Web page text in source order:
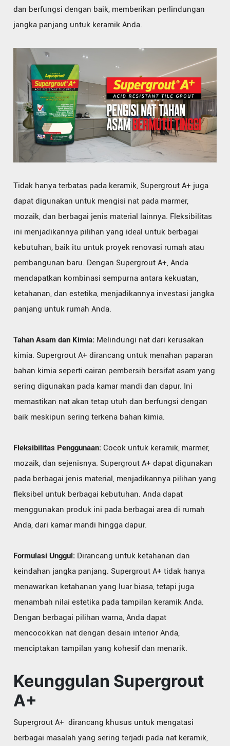
dan berfungsi dengan baik, memberikan perlindungan
jangka panjang untuk keramik Anda.
Tidak hanya terbatas pada keramik, Supergrout A+ juga
dapat digunakan untuk mengisi nat pada marmer,
mozaik, dan berbagai jenis material lainnya. Fleksibilitas
ini menjadikannya pilihan yang ideal untuk berbagai
kebutuhan, baik itu untuk proyek renovasi rumah atau
pembangunan baru. Dengan Supergrout A+, Anda
mendapatkan kombinasi sempurna antara kekuatan,
ketahanan, dan estetika, menjadikannya investasi jangka
panjang untuk rumah Anda.
Tahan Asam dan Kimia: Melindungi nat dari kerusakan
kimia. Supergrout A+ dirancang untuk menahan paparan
bahan kimia seperti cairan pembersih bersifat asam yang
sering digunakan pada kamar mandi dan dapur. Ini
memastikan nat akan tetap utuh dan berfungsi dengan
baik meskipun sering terkena bahan kimia.
Fleksibilitas Penggunaan: Cocok untuk keramik, marmer,
mozaik, dan sejenisnya. Supergrout A+ dapat digunakan
pada berbagai jenis material, menjadikannya pilihan yang
fleksibel untuk berbagai kebutuhan. Anda dapat
menggunakan produk ini pada berbagai area di rumah
Anda, dari kamar mandi hingga dapur.
Formulasi Unggul: Dirancang untuk ketahanan dan
keindahan jangka panjang. Supergrout A+ tidak hanya
menawarkan ketahanan yang luar biasa, tetapi juga
menambah nilai estetika pada tampilan keramik Anda.
Dengan berbagai pilihan warna, Anda dapat
mencocokkan nat dengan desain interior Anda,
menciptakan tampilan yang kohesif dan menarik.
Keunggulan Supergrout
A+
Supergrout A+ dirancang khusus untuk mengatasi
berbagai masalah yang sering terjadi pada nat keramik,